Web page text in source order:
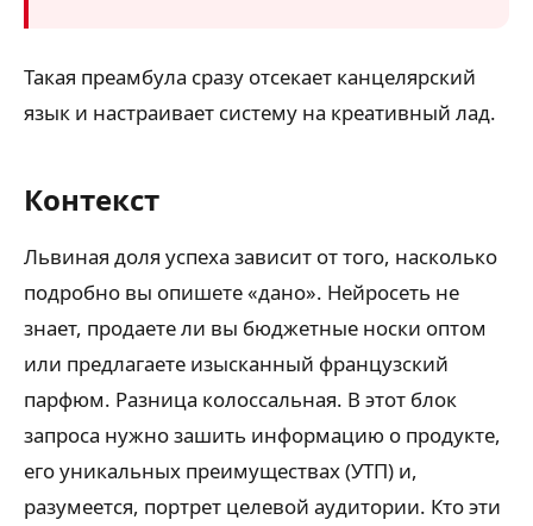
Такая преамбула сразу отсекает канцелярский
язык и настраивает систему на креативный лад.
Контекст
Львиная доля успеха зависит от того, насколько
подробно вы опишете «дано». Нейросеть не
знает, продаете ли вы бюджетные носки оптом
или предлагаете изысканный французский
парфюм. Разница колоссальная. В этот блок
запроса нужно зашить информацию о продукте,
его уникальных преимуществах (УТП) и,
разумеется, портрет целевой аудитории. Кто эти